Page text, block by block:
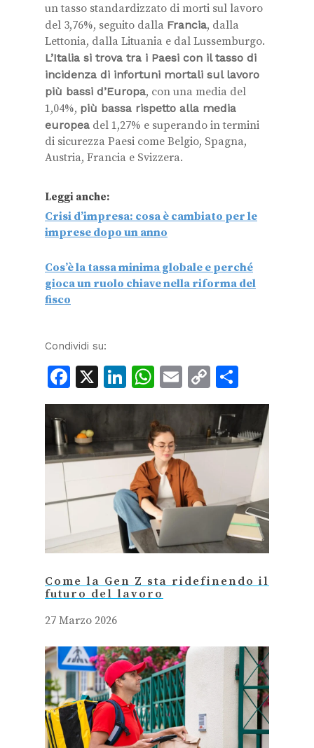
un tasso standardizzato di morti sul lavoro
del 3,76%, seguito dalla Francia, dalla
Lettonia, dalla Lituania e dal Lussemburgo.
L’Italia si trova tra i Paesi con il tasso di
incidenza di infortuni mortali sul lavoro
più bassi d’Europa, con una media del
1,04%, più bassa rispetto alla media
europea del 1,27% e superando in termini
di sicurezza Paesi come Belgio, Spagna,
Austria, Francia e Svizzera.
Leggi anche:
Crisi d’impresa: cosa è cambiato per le
imprese dopo un anno
Cos’è la tassa minima globale e perché
gioca un ruolo chiave nella riforma del
fisco
Condividi su:
Facebook
X LinkedIn
WhatsApp
Email
Copy
Link
Come la Gen Z sta ridefinendo il
futuro del lavoro
27 Marzo 2026